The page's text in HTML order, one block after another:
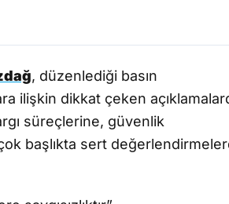
, düzenlediği basın
ilişkin dikkat çeken
süreçlerine, güvenlik
başlıkta sert